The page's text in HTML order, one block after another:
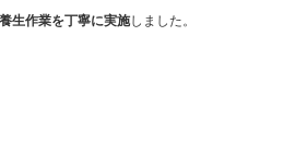
生作業を丁寧に実施しました。